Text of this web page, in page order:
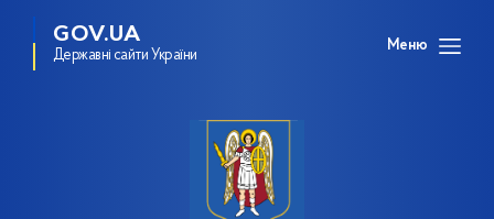
GOV.UA
Державні сайти України
Меню